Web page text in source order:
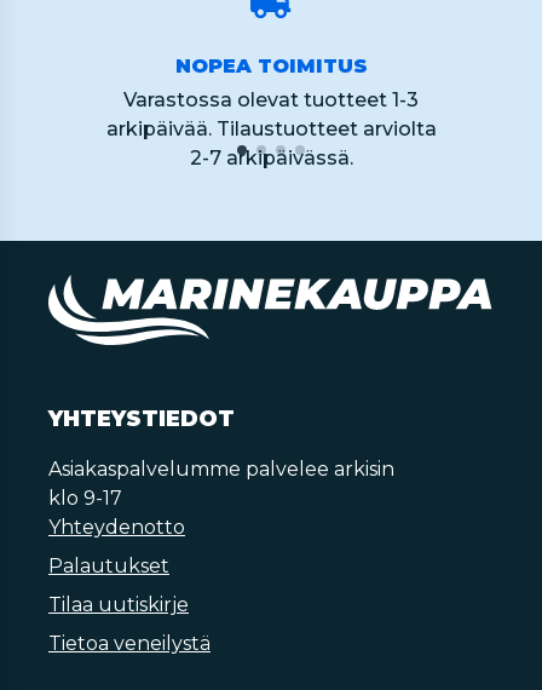
NOPEA TOIMITUS
Varastossa olevat tuotteet 1-3
arkipäivää. Tilaustuotteet arviolta
2-7 arkipäivässä.
YHTEYSTIEDOT
Asiakaspalvelumme palvelee arkisin
klo 9-17
Yhteydenotto
Palautukset
Tilaa uutiskirje
Tietoa veneilystä